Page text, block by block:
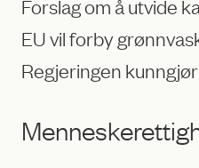
Forslag om å utvide
EU vil forby
Regjeringen